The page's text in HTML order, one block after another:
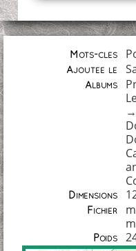
Mots-clés
Ajoutée le
Albums
→
Dimensions
Fichier
Poids